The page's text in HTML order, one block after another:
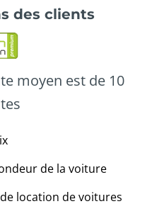
des clients
moyen est de 10
de la voiture
location de voitures